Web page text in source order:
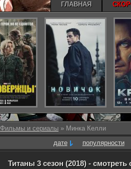
Фильмы и сериалы » Минка Келли
дате
популярности
Титаны 3 сезон (2018) - смотреть
ГЛАВНАЯ